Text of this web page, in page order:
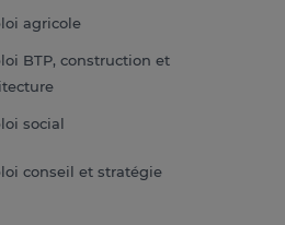
agricole
BTP, construction et
social
conseil et stratégie